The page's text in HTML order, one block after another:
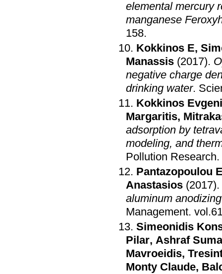
elemental mercury
manganese
158.
Kokkinos E,
Manassis (2017).
negative charge
drinking water.
Kokkinos
Margaritis,
adsorption by
modeling, and
Pollution Research.
Pantazopoulou
Anastasios (2017).
aluminum
Management.
Simeonidis
Pilar, Ashraf
Mavroeidis,
Monty Claude,